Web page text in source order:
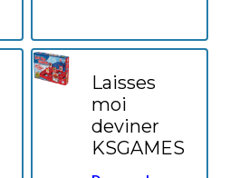
Laisses
moi
deviner
KSGAMES